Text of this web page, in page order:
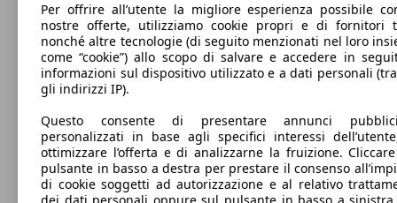
Diesel
Carburante
130 g/km
Per offrire all’utente la migliore esperienza possibile
nostre offerte, utilizziamo cookie propri e di fornitori
nonché altre tecnologie (di seguito menzionati nel loro
come “cookie”) allo scopo di salvare e accedere in
informazioni sul dispositivo utilizzato e a dati personali
gli indirizzi IP).
Questo consente di presentare annunci
personalizzati in base agli specifici interessi
ottimizzare l’offerta e di analizzarne la fruizione.
pulsante in basso a destra per prestare il consenso
di cookie soggetti ad autorizzazione e al relativo